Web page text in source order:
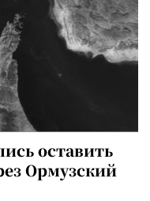
оставить
Ормузский